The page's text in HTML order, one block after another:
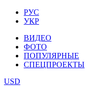
РУС
УКР
ВИДЕО
ФОТО
ПОПУЛЯРНЫЕ
СПЕЦПРОЕКТЫ
USD